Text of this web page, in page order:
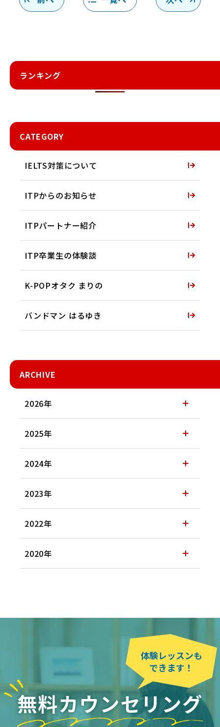
ランキング
CATEGORY
IELTS対策について
ITPからのお知らせ
ITPパートナー紹介
ITP卒業生の体験談
K-POPオタク まりの
バンドマン はるゆき
ARCHIVE
2026年
2025年
2024年
2023年
2022年
2020年
無料カウンセリング
体験レッスンも
できます！